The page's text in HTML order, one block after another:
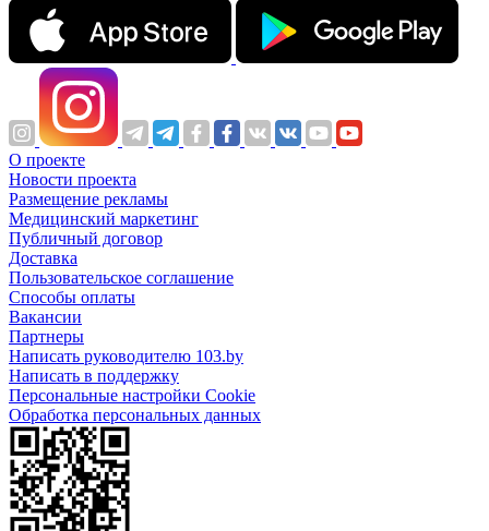
О проекте
Новости проекта
Размещение рекламы
Медицинский маркетинг
Публичный договор
Доставка
Пользовательское соглашение
Способы оплаты
Вакансии
Партнеры
Написать руководителю 103.by
Написать в поддержку
Персональные настройки Cookie
Обработка персональных данных